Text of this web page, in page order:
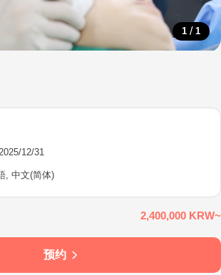
1 / 1
2,400,000 KRW~
12/31
, 中文(简体)
预约